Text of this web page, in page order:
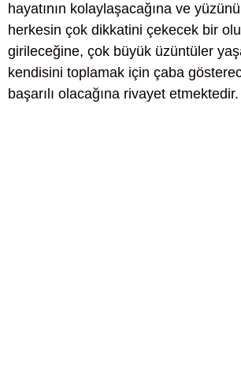
hayatının kolaylaşacağına ve
herkesin çok dikkatini çekecek bir
girileceğine, çok büyük üzüntüler
kendisini toplamak için çaba
başarılı olacağına rivayet etmektedir.